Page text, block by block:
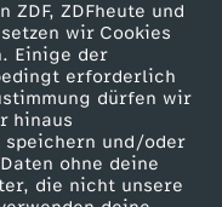
ZDF, ZDFheute und
wir Cookies
Einige der
erforderlich
dürfen wir
hinaus
und/oder
ohne deine
die nicht unsere
zum ZDF